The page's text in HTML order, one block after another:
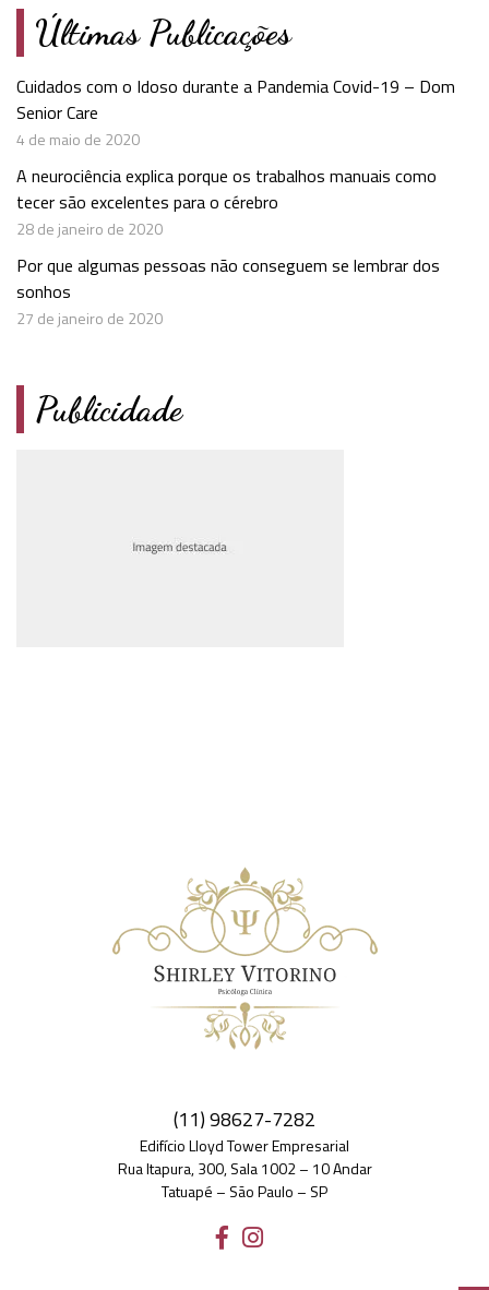
Últimas Publicações
Cuidados com o Idoso durante a Pandemia Covid-19 – Dom
Senior Care
4 de maio de 2020
A neurociência explica porque os trabalhos manuais como
tecer são excelentes para o cérebro
28 de janeiro de 2020
Por que algumas pessoas não conseguem se lembrar dos
sonhos
27 de janeiro de 2020
Publicidade
(11) 98627-7282
Edifício Lloyd Tower Empresarial
Rua Itapura, 300, Sala 1002 – 10 Andar
Tatuapé – São Paulo – SP